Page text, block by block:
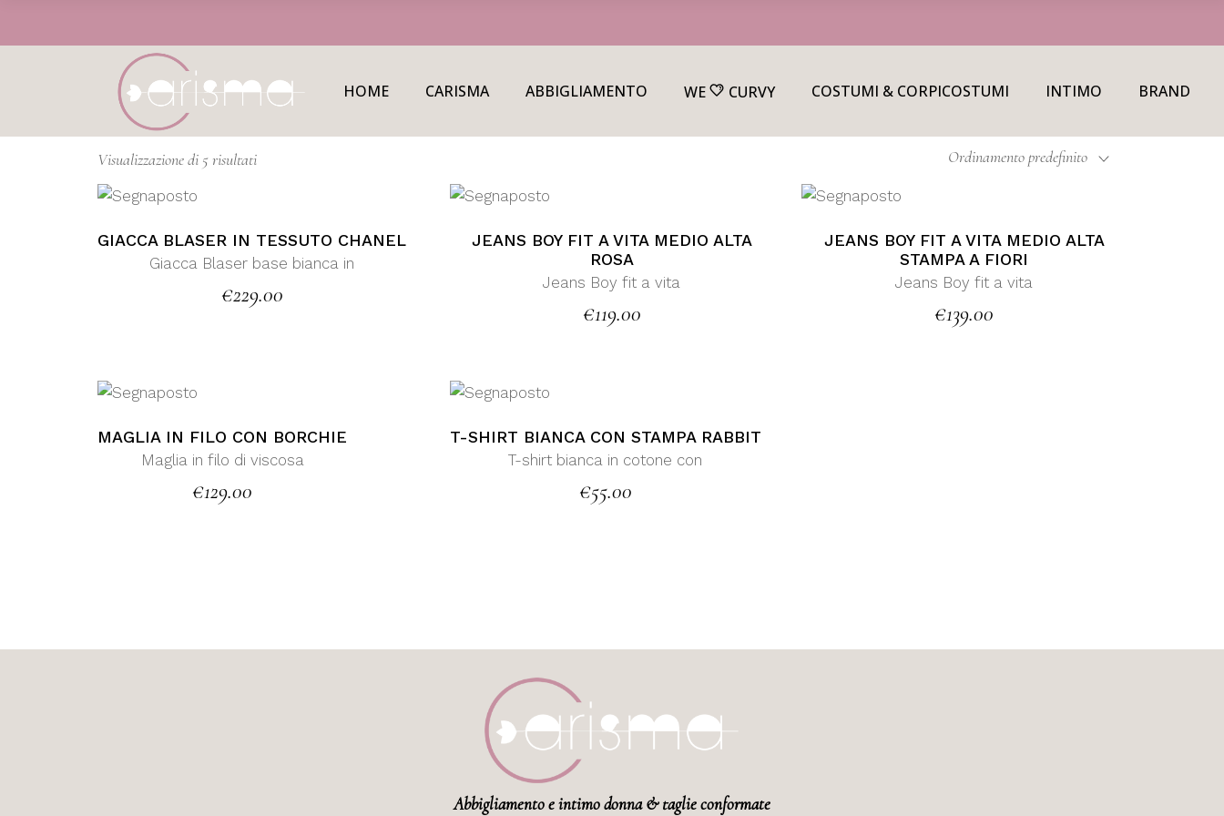
HOME CARISMA ABBIGLIAMENTO WE CURVY COSTUMI & CORPICOSTUMI INTIMO BRAND
Visualizzazione di 5 risultati Ordinamento predefinito
GIACCA BLASER IN TESSUTO CHANEL
Giacca Blaser base bianca in
€229.00
JEANS BOY FIT A VITA MEDIO ALTA
ROSA
Jeans Boy fit a vita
€119.00
JEANS BOY FIT A VITA MEDIO ALTA
STAMPA A FIORI
Jeans Boy fit a vita
€139.00
MAGLIA IN FILO CON BORCHIE
Maglia in filo di viscosa
€129.00
T-SHIRT BIANCA CON STAMPA RABBIT
T-shirt bianca in cotone con
€55.00
Abbigliamento e intimo donna & taglie conformate